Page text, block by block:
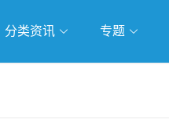
分类资讯 专题